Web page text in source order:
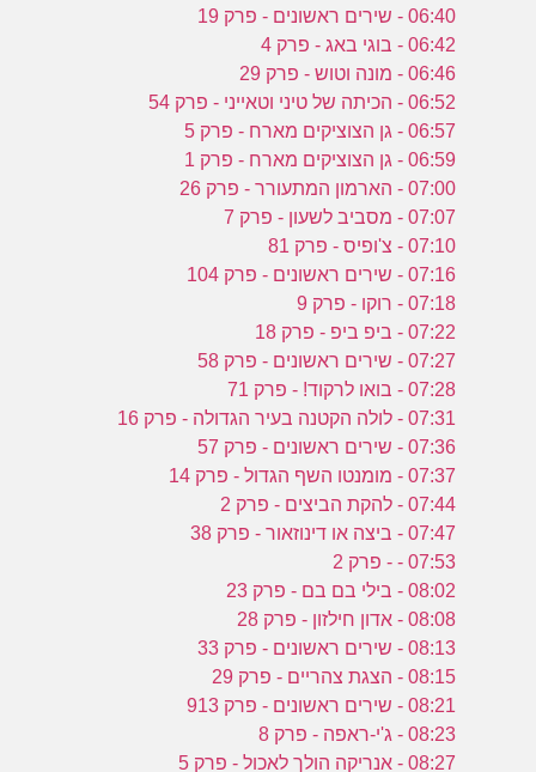
06:40 - שירים ראשונים - פרק 19
06:42 - בוגי באג - פרק 4
06:46 - מונה וטוש - פרק 29
06:52 - הכיתה של טיני וטאייני - פרק 54
06:57 - גן הצוציקים מארח - פרק 5
06:59 - גן הצוציקים מארח - פרק 1
07:00 - הארמון המתעורר - פרק 26
07:07 - מסביב לשעון - פרק 7
07:10 - צ'ופיס - פרק 81
07:16 - שירים ראשונים - פרק 104
07:18 - רוקו - פרק 9
07:22 - ביפ ביפ - פרק 18
07:27 - שירים ראשונים - פרק 58
07:28 - בואו לרקוד! - פרק 71
07:31 - לולה הקטנה בעיר הגדולה - פרק 16
07:36 - שירים ראשונים - פרק 57
07:37 - מומנטו השף הגדול - פרק 14
07:44 - להקת הביצים - פרק 2
07:47 - ביצה או דינוזאור - פרק 38
07:53 - - פרק 2
08:02 - בילי בם בם - פרק 23
08:08 - אדון חילזון - פרק 28
08:13 - שירים ראשונים - פרק 33
08:15 - הצגת צהריים - פרק 29
08:21 - שירים ראשונים - פרק 913
08:23 - ג'י-ראפה - פרק 8
08:27 - אנריקה הולך לאכול - פרק 5